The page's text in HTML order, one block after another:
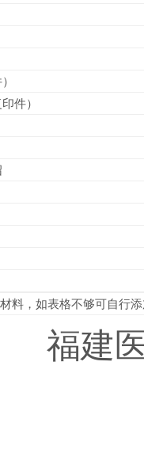
件）
料，如表格不够可自行
福建